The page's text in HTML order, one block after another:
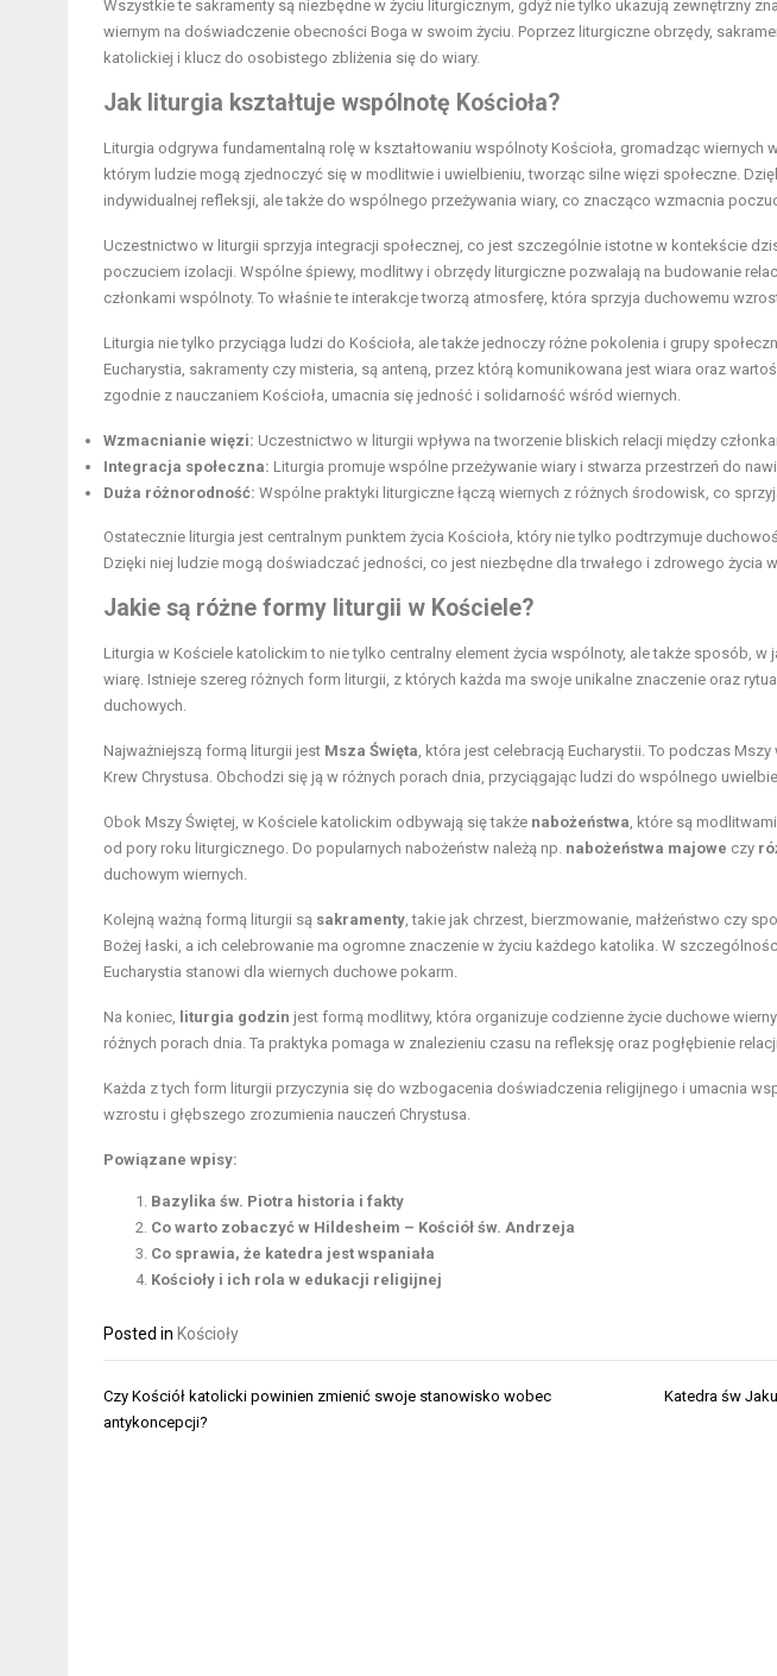
Wszystkie te sakramenty są niezbędne w życiu liturgicznym, gdyż nie tylko ukazują zewnętrzny
wiernym na doświadczenie obecności Boga w swoim życiu. Poprzez liturgiczne obrzędy,
katolickiej i klucz do osobistego zbliżenia się do wiary.
Jak liturgia kształtuje wspólnotę Kościoła?
Liturgia odgrywa fundamentalną rolę w kształtowaniu wspólnoty Kościoła, gromadząc wiernych
którym ludzie mogą zjednoczyć się w modlitwie i uwielbieniu, tworząc silne więzi społeczne.
indywidualnej refleksji, ale także do wspólnego przeżywania wiary, co znacząco wzmacnia
Uczestnictwo w liturgii sprzyja integracji społecznej, co jest szczególnie istotne w kontekście
poczuciem izolacji. Wspólne śpiewy, modlitwy i obrzędy liturgiczne pozwalają na budowanie
członkami wspólnoty. To właśnie te interakcje tworzą atmosferę, która sprzyja duchowemu
Liturgia nie tylko przyciąga ludzi do Kościoła, ale także jednoczy różne pokolenia i grupy
Eucharystia, sakramenty czy misteria, są anteną, przez którą komunikowana jest wiara oraz
zgodnie z nauczaniem Kościoła, umacnia się jedność i solidarność wśród wiernych.
Wzmacnianie więzi: Uczestnictwo w liturgii wpływa na tworzenie bliskich relacji między
Integracja społeczna: Liturgia promuje wspólne przeżywanie wiary i stwarza przestrzeń do
Duża różnorodność: Wspólne praktyki liturgiczne łączą wiernych z różnych środowisk, co
Ostatecznie liturgia jest centralnym punktem życia Kościoła, który nie tylko podtrzymuje
Dzięki niej ludzie mogą doświadczać jedności, co jest niezbędne dla trwałego i zdrowego życia
Jakie są różne formy liturgii w Kościele?
Liturgia w Kościele katolickim to nie tylko centralny element życia wspólnoty, ale także sposób,
wiarę. Istnieje szereg różnych form liturgii, z których każda ma swoje unikalne znaczenie oraz
duchowych.
Najważniejszą formą liturgii jest Msza Święta , która jest celebracją Eucharystii. To podczas
Krew Chrystusa. Obchodzi się ją w różnych porach dnia, przyciągając ludzi do wspólnego
Obok Mszy Świętej, w Kościele katolickim odbywają się także nabożeństwa , które są
od pory roku liturgicznego. Do popularnych nabożeństw należą np. nabożeństwa majowe czy
duchowym wiernych.
Kolejną ważną formą liturgii są sakramenty , takie jak chrzest, bierzmowanie, małżeństwo czy
Bożej łaski, a ich celebrowanie ma ogromne znaczenie w życiu każdego katolika. W
Eucharystia stanowi dla wiernych duchowe pokarm.
Na koniec, liturgia godzin jest formą modlitwy, która organizuje codzienne życie duchowe
różnych porach dnia. Ta praktyka pomaga w znalezieniu czasu na refleksję oraz pogłębienie
Każda z tych form liturgii przyczynia się do wzbogacenia doświadczenia religijnego i umacnia
wzrostu i głębszego zrozumienia nauczeń Chrystusa.
Powiązane wpisy:
Bazylika św. Piotra historia i fakty
Co warto zobaczyć w Hildesheim – Kościół św. Andrzeja
Co sprawia, że katedra jest wspaniała
Kościoły i ich rola w edukacji religijnej
Posted in Kościoły
Nawigacja
wpisu
Czy Kościół katolicki powinien zmienić swoje stanowisko wobec
antykoncepcji?
Katedra św